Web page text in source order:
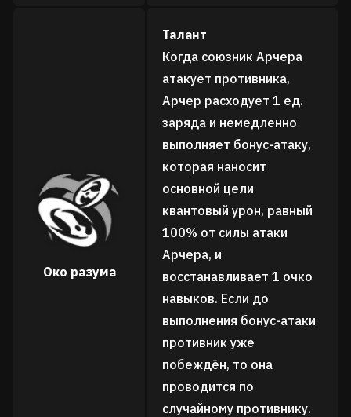
Око разума
Талант
Когда союзник Арчера
атакует противника,
Арчер расходует 1 ед.
заряда и немедленно
выполняет бонус-атаку,
которая наносит
основной цели
квантовый урон, равный
100% от силы атаки
Арчера, и
восстанавливает 1 очко
навыков. Если до
выполнения бонус-атаки
противник уже
побеждён, то она
проводится по
случайному противнику.